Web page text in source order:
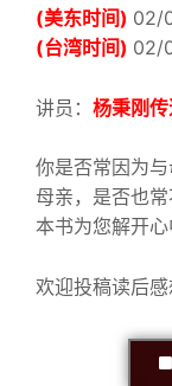
(美东时间) 02/
(台湾时间) 02/
讲员： 杨秉刚
你是否常因为
母亲，是否也
本书为您解开心
欢迎投稿读后